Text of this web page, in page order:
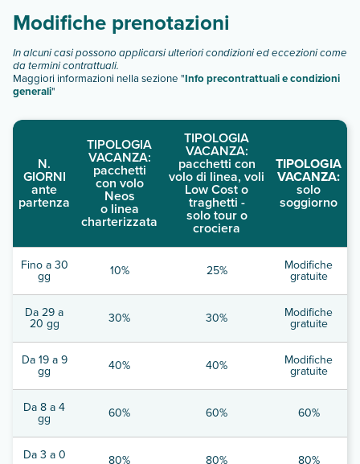
Modifiche prenotazioni
In alcuni casi possono applicarsi ulteriori condizioni ed eccezioni come
da termini contrattuali.
Maggiori informazioni nella sezione "Info precontrattuali e condizioni
generali"
N.
GIORNI
ante
partenza
TIPOLOGIA
VACANZA:
pacchetti
con volo
Neos
o linea
charterizzata
TIPOLOGIA
VACANZA:
pacchetti con
volo di linea, voli
Low Cost o
traghetti -
solo tour o
crociera
TIPOLOGIA
VACANZA:
solo
soggiorno
Fino a 30
gg 10% 25% Modifiche
gratuite
Da 29 a
20 gg 30% 30% Modifiche
gratuite
Da 19 a 9
gg 40% 40% Modifiche
gratuite
Da 8 a 4
gg 60% 60% 60%
Da 3 a 0 80% 80% 80%